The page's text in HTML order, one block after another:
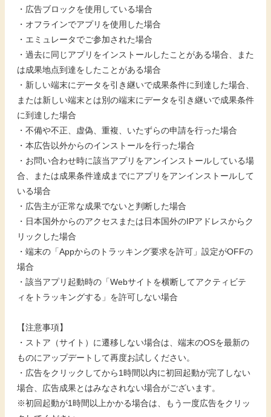
・広告ブロックを使用している場合
・オフラインでアプリを使用した場合
・エミュレータでご参加された場合
・過去に同じアプリをインストールしたことがある場合、また
は成果地点到達をしたことがある場合
・新しい端末にデータを引き継いで成果条件に到達した場合、
または新しい端末とは別の端末にデータを引き継いで成果条件
に到達した場合
・不備や不正、虚偽、重複、いたずらの申請を行った場合
・本広告以外からのインストールを行った場合
・お問い合わせ時に該当アプリをアンインストールしている場
合、または成果条件達成までにアプリをアンインストールして
いる場合
・広告主が正常な成果でないと判断した場合
・日本国外からのアクセスまたは日本国外のIPアドレスからク
リックした場合
・端末の「Appからのトラッキング要求を許可」設定がOFFの
場合
・該当アプリ起動時の「Webサイトを横断してアクティビテ
ィをトラッキングする」を許可しない場合
【注意事項】
・ストア（サイト）に遷移しない場合は、端末のOSを最新の
ものにアップデートして再度お試しください。
・広告をクリックしてから1時間以内に初回起動が完了しない
場合、広告成果とはみなされない場合がございます。
※初回起動が1時間以上かかる場合は、もう一度広告をクリッ